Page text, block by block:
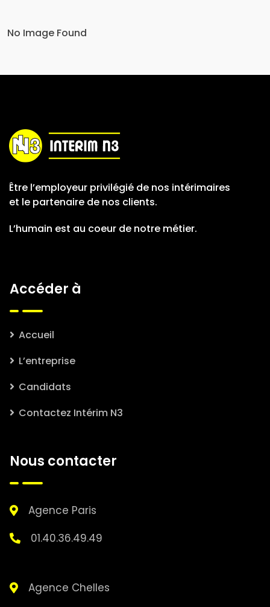
No Image Found
Être l’employeur privilégié de nos intérimaires
et le partenaire de nos clients.
L’humain est au coeur de notre métier.
Accéder à
Accueil
L’entreprise
Candidats
Contactez Intérim N3
Nous contacter
Agence Paris
01.40.36.49.49
Agence Chelles